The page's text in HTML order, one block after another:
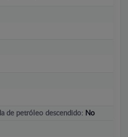
de petróleo descendido: No